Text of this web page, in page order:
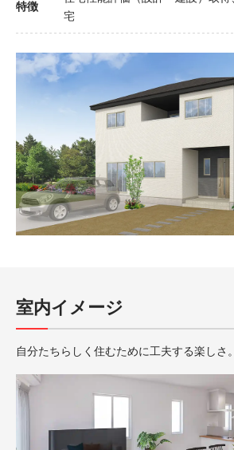
特徴
宅
室内イメージ
自分たちらしく住むために工夫する楽しさ。